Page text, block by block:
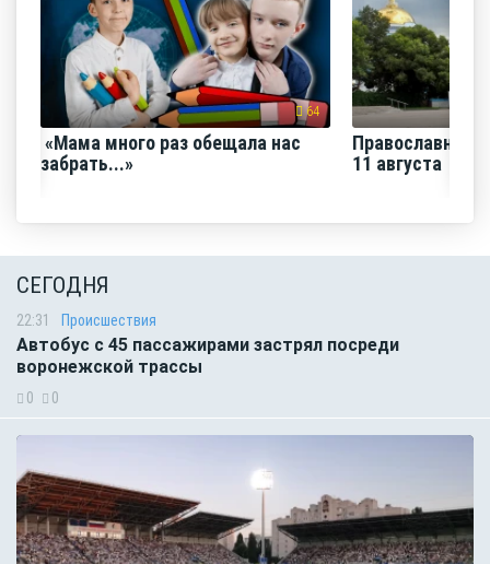
64
«Мама много раз обещала нас
забрать...»
Православная
11 августа
СЕГОДНЯ
22:31 Происшествия
Автобус с 45 пассажирами застрял посреди
воронежской трассы
0 0